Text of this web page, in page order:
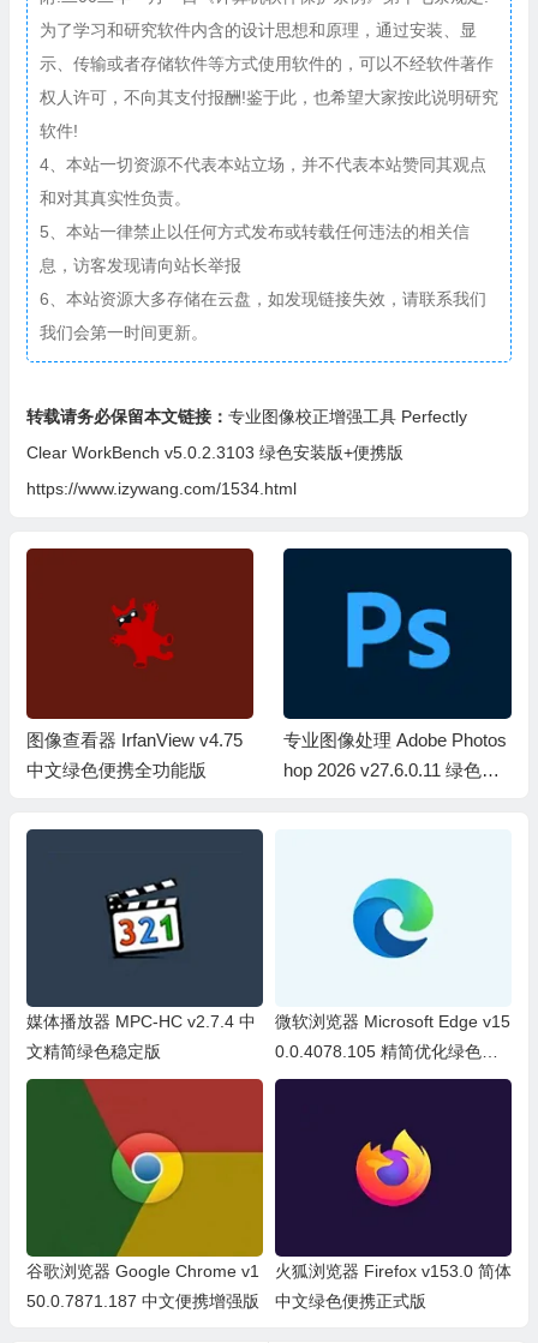
为了学习和研究软件内含的设计思想和原理，通过安装、显
示、传输或者存储软件等方式使用软件的，可以不经软件著作
权人许可，不向其支付报酬!鉴于此，也希望大家按此说明研究
软件!
4、本站一切资源不代表本站立场，并不代表本站赞同其观点
和对其真实性负责。
5、本站一律禁止以任何方式发布或转载任何违法的相关信
息，访客发现请向站长举报
6、本站资源大多存储在云盘，如发现链接失效，请联系我们
我们会第一时间更新。
转载请务必保留本文链接： 专业图像校正增强工具 Perfectly
Clear WorkBench v5.0.2.3103 绿色安装版+便携版
https://www.izywang.com/1534.html
专业图像处理 Adobe Photos
hop 2026 v27.6.0.11 绿色精
矢量图形设计 Adobe Illustrat
or 2026 v30.4.0.226 中文免
媒体播放器 MPC-HC v2.7.4 中
文精简绿色稳定版
微软浏览器 Microsoft Edge v15
0.0.4078.105 精简优化绿色便
携版
谷歌浏览器 Google Chrome v1
50.0.7871.187 中文便携增强版
火狐浏览器 Firefox v153.0 简体
中文绿色便携正式版